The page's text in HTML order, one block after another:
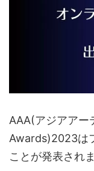
AAA(アジアアー
Awards)2023は
ことが発表され